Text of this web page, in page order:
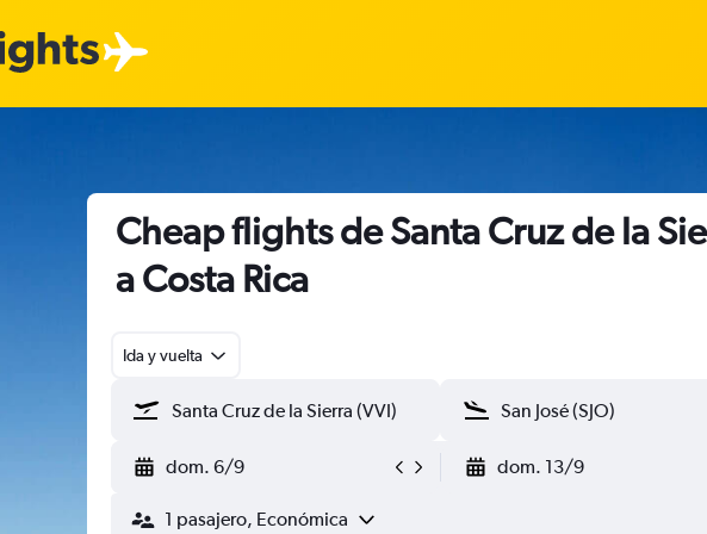
Cheap flights de Santa Cruz de la
a Costa Rica
Ida y vuelta
dom. 6/9 dom. 13/9
1 pasajero, Económica